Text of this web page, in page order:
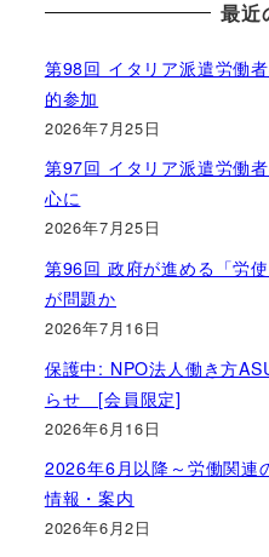
最近
第98回 イタリア派遣労働
的参加
2026年7月25日
第97回 イタリア派遣労働
心に
2026年7月25日
第96回 政府が進める「労
が問題か
2026年7月16日
保護中: NPO法人働き方
らせ [会員限定]
2026年6月16日
2026年6月以降～労働関連
情報・案内
2026年6月2日